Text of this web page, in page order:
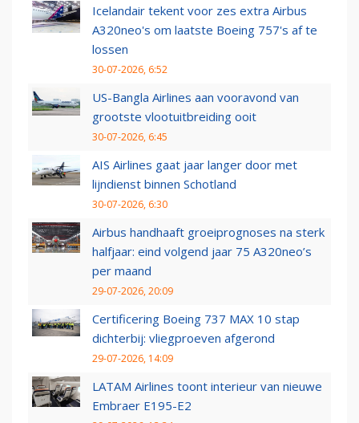
Icelandair tekent voor zes extra Airbus
A320neo's om laatste Boeing 757's af te
lossen
30-07-2026, 6:52
US-Bangla Airlines aan vooravond van
grootste vlootuitbreiding ooit
30-07-2026, 6:45
AIS Airlines gaat jaar langer door met
lijndienst binnen Schotland
30-07-2026, 6:30
Airbus handhaaft groeiprognoses na sterk
halfjaar: eind volgend jaar 75 A320neo’s
per maand
29-07-2026, 20:09
Certificering Boeing 737 MAX 10 stap
dichterbij: vliegproeven afgerond
29-07-2026, 14:09
LATAM Airlines toont interieur van nieuwe
Embraer E195-E2